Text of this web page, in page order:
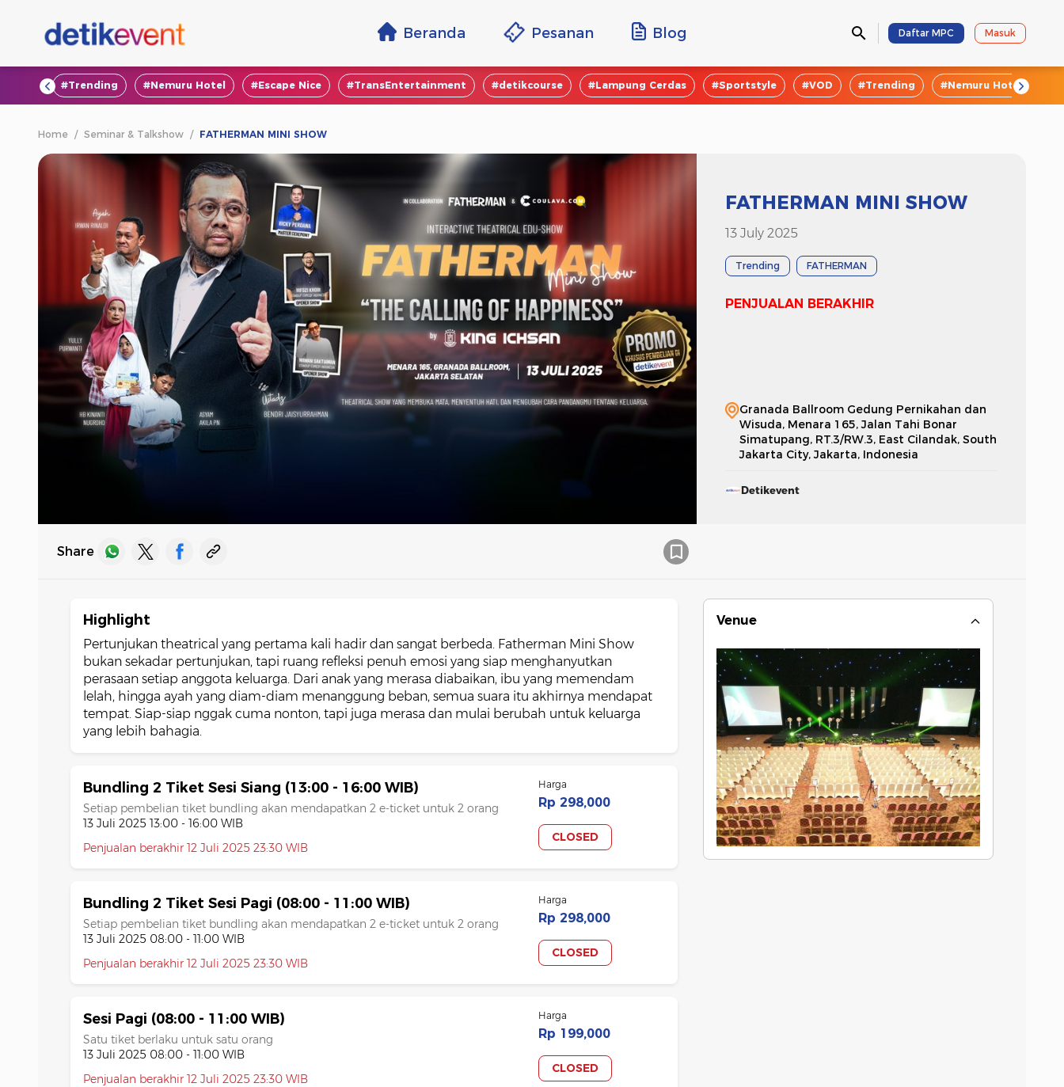
Beranda Pesanan Blog Daftar MPC Masuk
#Trending #Nemuru Hotel #Escape Nice #TransEntertainment #detikcourse #Lampung Cerdas #Sportstyle #VOD #Trending #Nemuru Hotel
Home / Seminar & Talkshow / FATHERMAN MINI SHOW
FATHERMAN MINI SHOW
13 July 2025
Trending FATHERMAN
PENJUALAN BERAKHIR
Granada Ballroom Gedung Pernikahan dan
Wisuda, Menara 165, Jalan Tahi Bonar
Simatupang, RT.3/RW.3, East Cilandak, South
Jakarta City, Jakarta, Indonesia
Detikevent
Share
Highlight
Pertunjukan theatrical yang pertama kali hadir dan sangat berbeda. Fatherman Mini Show
bukan sekadar pertunjukan, tapi ruang refleksi penuh emosi yang siap menghanyutkan
perasaan setiap anggota keluarga. Dari anak yang merasa diabaikan, ibu yang memendam
lelah, hingga ayah yang diam-diam menanggung beban, semua suara itu akhirnya mendapat
tempat. Siap-siap nggak cuma nonton, tapi juga merasa dan mulai berubah untuk keluarga
yang lebih bahagia.
Bundling 2 Tiket Sesi Siang (13:00 - 16:00 WIB)
Setiap pembelian tiket bundling akan mendapatkan 2 e-ticket untuk 2 orang
13 Juli 2025 13:00 - 16:00 WIB
Penjualan berakhir 12 Juli 2025 23:30 WIB
Harga
Rp 298,000
CLOSED
Bundling 2 Tiket Sesi Pagi (08:00 - 11:00 WIB)
Setiap pembelian tiket bundling akan mendapatkan 2 e-ticket untuk 2 orang
13 Juli 2025 08:00 - 11:00 WIB
Penjualan berakhir 12 Juli 2025 23:30 WIB
Harga
Rp 298,000
CLOSED
Sesi Pagi (08:00 - 11:00 WIB)
Satu tiket berlaku untuk satu orang
13 Juli 2025 08:00 - 11:00 WIB
Penjualan berakhir 12 Juli 2025 23:30 WIB
Harga
Rp 199,000
CLOSED
Venue